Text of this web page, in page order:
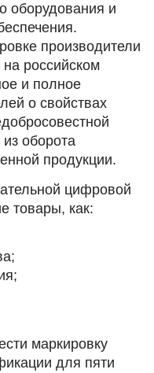
оборудования и
производители
российском
и полное
о свойствах
оборота
продукции.
цифровой
товары, как:
маркировку
для пяти